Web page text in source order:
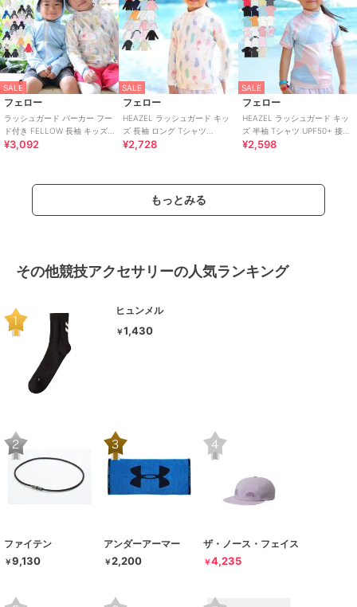
SALE
フェロー
ラッシュガード パーカー フー
ド付き FELLOW 長袖 キッズ
UPF50+ 速乾 接触冷感
¥3,092
SALE
フェロー
HEAZEL ラッシュガード キッ
ズ 長袖 ロング Tシャツ
UPF50+ 接触冷感 UVカット
¥2,728
SALE
フェロー
HEAZEL ラッシュガード キッ
ズ 半袖 Tシャツ UPF50+ 接触
冷感 UVカット98％
¥2,598
もっとみる
その他競技アクセサリーの人気ランキング
ヒュンメル
￥1,430
ファイテン
￥9,130
アンダーアーマー
￥2,200
ザ・ノース・フェイス
￥4,235